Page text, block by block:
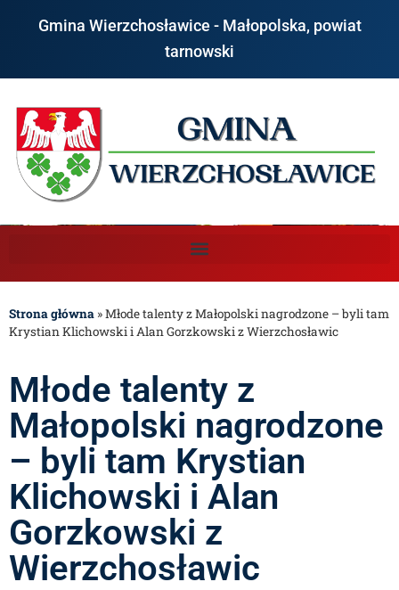
Gmina Wierzchosławice - Małopolska, powiat
tarnowski
Strona główna »Młode talenty z Małopolski nagrodzone – byli tam
Krystian Klichowski i Alan Gorzkowski z Wierzchosławic
Młode talenty z
Małopolski nagrodzone
– byli tam Krystian
Klichowski i Alan
Gorzkowski z
Wierzchosławic